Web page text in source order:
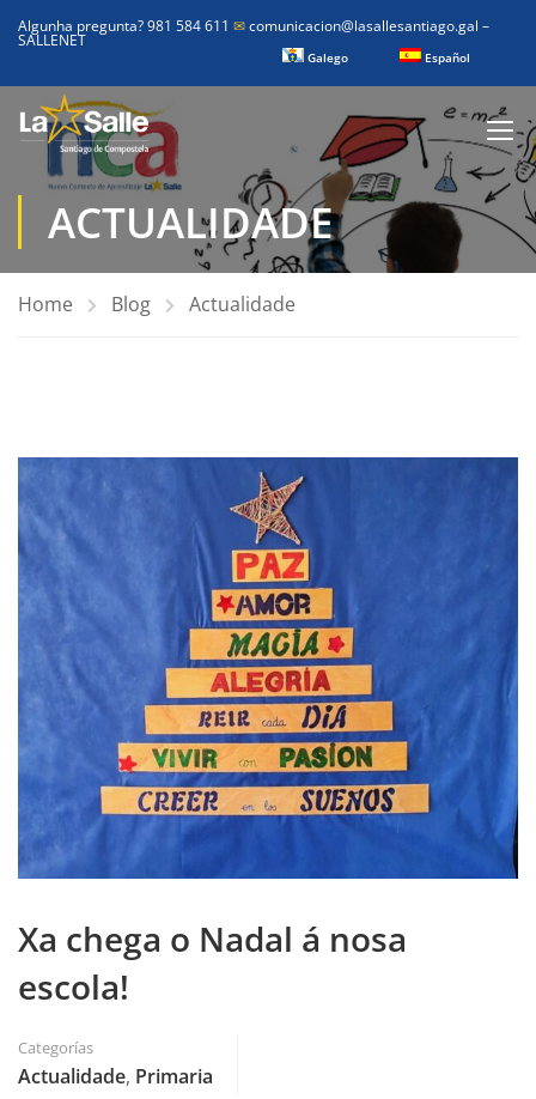
Algunha pregunta? 981 584 611 ✉comunicacion@lasallesantiago.gal –
SALLENET
Galego Español
ACTUALIDADE
Home Blog Actualidade
Xa chega o Nadal á nosa
escola!
Categorías
Actualidade, Primaria